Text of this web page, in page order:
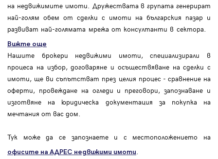
на недвижимите имоти. Дружествата в групата генерират
най-голям обем от сделки с имоти на българския пазар и
развиват най-голямата мрежа от консултанти в сектора.
Вижте още
Нашите брокери недвижими имоти, специализирали в
процеса на избор, договаряне и осъществяване на сделки с
имоти, ще ви съпътстват през целия процес - сравнение на
оферти, провеждане на огледи и преговори, запознаване и
изготвяне на юридическа документация за покупка на
мечтания от вас дом.
Тук може да се запознаете и с местоположението на
офисите на АДРЕС недвижими имоти